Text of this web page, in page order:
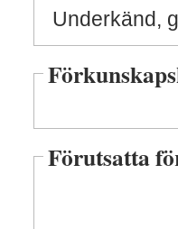
Underkänd,
Förutsatta